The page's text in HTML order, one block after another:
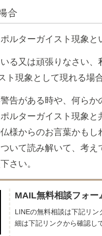
合
ルターガイスト現象と
る又は頑張りなさい
ト現象として現れる場
告がある時や、何ら
ルターガイスト現象
様からのお言葉かも
いて読み解いて、考
さい。
MAIL無料相談フォー
LINEの無料相談は下記リ
細は下記リンクから確認し